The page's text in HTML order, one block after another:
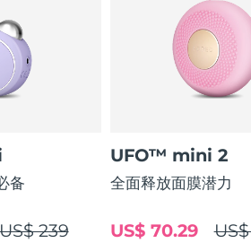
备
239
UFO™ mini 2
全面释放面膜潜力
US$ 70.29